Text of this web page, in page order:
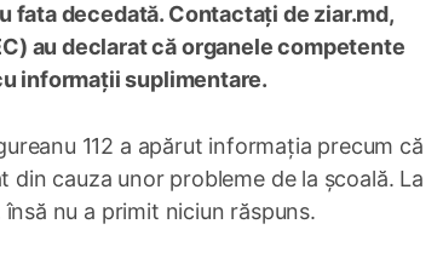
fata decedată. Contactați de ziar.md,
au declarat că organele competente
informații suplimentare.
112 a apărut informația precum că
cauza unor probleme de la școală. La
nu a primit niciun răspuns.